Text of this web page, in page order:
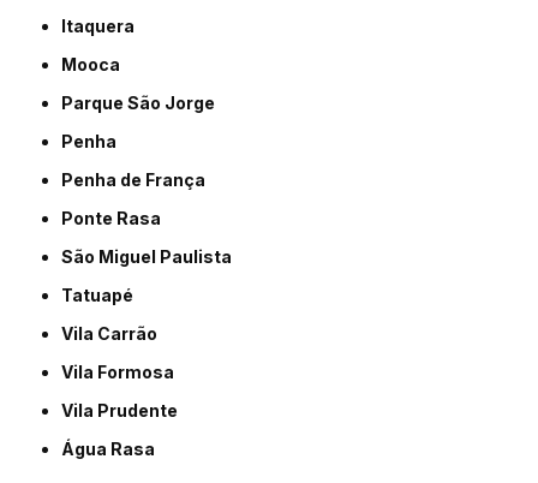
Itaquera
Mooca
Parque São Jorge
Penha
Penha de França
Ponte Rasa
São Miguel Paulista
Tatuapé
Vila Carrão
Vila Formosa
Vila Prudente
Água Rasa